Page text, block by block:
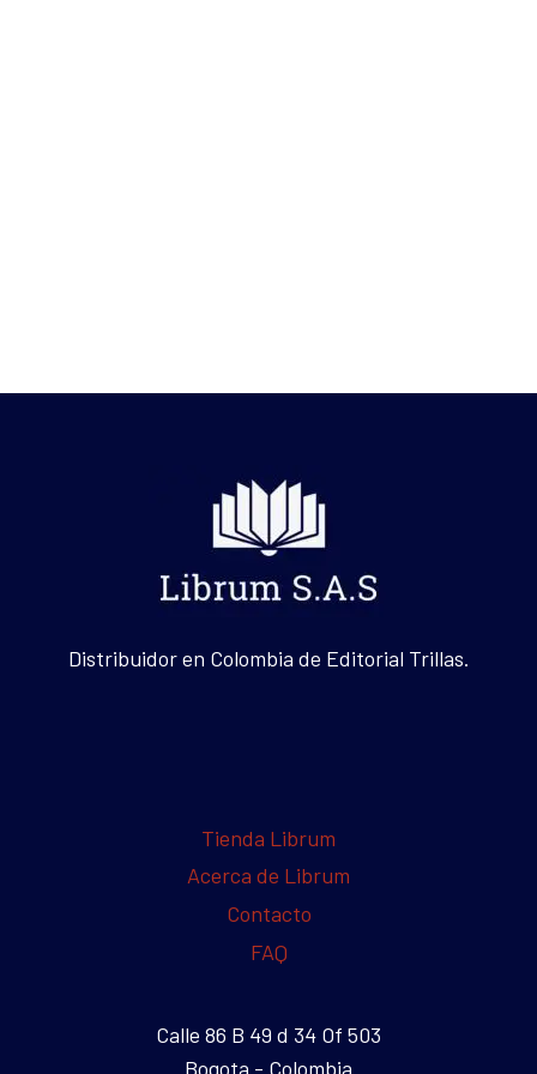
Distribuidor en Colombia de Editorial Trillas.
Tienda Librum
Acerca de Librum
Contacto
FAQ
Calle 86 B 49 d 34 Of 503
Bogota - Colombia